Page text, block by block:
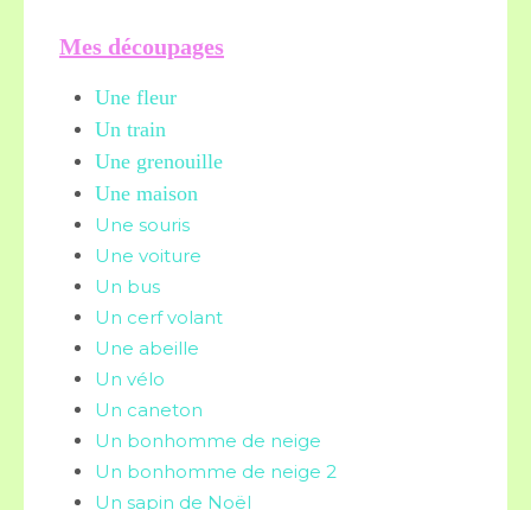
Mes découpages
Une fleur
Un train
Une grenouille
Une maison
Une souris
Une voiture
Un bus
Un cerf volant
Une abeille
Un vélo
Un caneton
Un bonhomme de neige
Un bonhomme de neige 2
Un sapin de Noël